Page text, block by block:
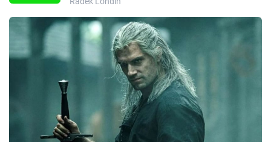
Témata
Filmy
Cool Esport